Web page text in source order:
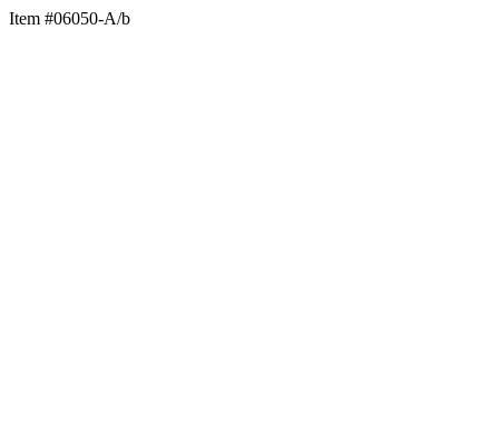
Item #06050-A/b